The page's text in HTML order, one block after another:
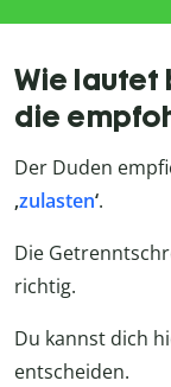
Wie lautet
die
Der Duden
‚zulasten‘.
Die
richtig.
Du kannst dich
entscheiden.